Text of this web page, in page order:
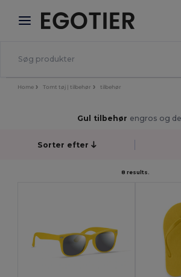
× Egotier-app
Bedre priser i appen!
Home Tomt tøj | tilbehør tilbehør
Gul tilbehør engros og
Sorter efter
8 results.